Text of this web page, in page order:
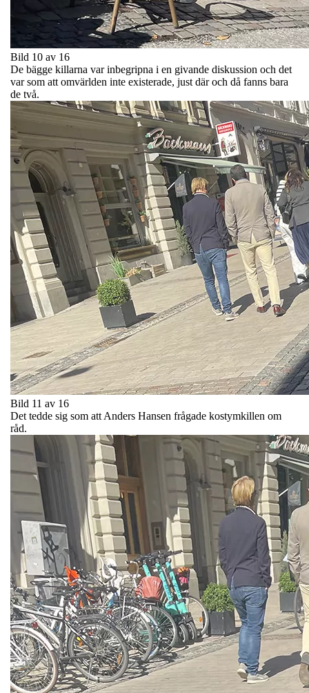
Bild 10 av 16
De bägge killarna var inbegripna i en givande diskussion och det
var som att omvärlden inte existerade, just där och då fanns bara
de två.
Bild 11 av 16
Det tedde sig som att Anders Hansen frågade kostymkillen om
råd.